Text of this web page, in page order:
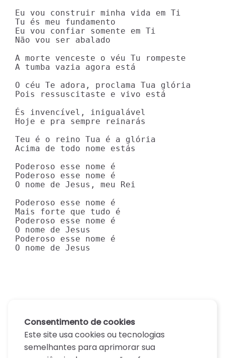
Eu vou construir minha vida em Ti
Tu és meu fundamento
Eu vou confiar somente em Ti
Não vou ser abalado
A morte venceste o véu Tu rompeste
A tumba vazia agora está
O céu Te adora, proclama Tua glória
Pois ressuscitaste e vivo está
És invencível, inigualável
Hoje e pra sempre reinarás
Teu é o reino Tua é a glória
Acima de todo nome estás
Poderoso esse nome é
Poderoso esse nome é
O nome de Jesus, meu Rei
Poderoso esse nome é
Mais forte que tudo é
Poderoso esse nome é
O nome de Jesus
Poderoso esse nome é
O nome de Jesus
Consentimento de cookies
Este site usa cookies ou tecnologias
semelhantes para aprimorar sua